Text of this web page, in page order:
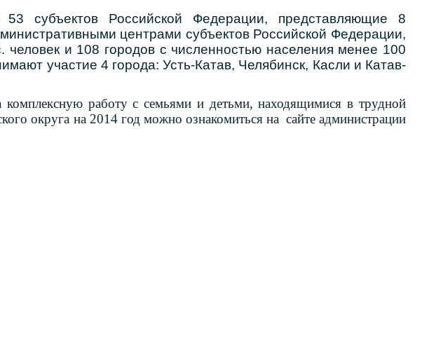
субъектов Российской Федерации, представляющие 8
центрами субъектов Российской Федерации,
и 108 городов с численностью населения менее 100
участие 4 города: Усть-Катав, Челябинск, Касли и Катав-
работу с семьями и детьми, находящимися в трудной
округа на 2014 год можно ознакомиться на сайте администрации